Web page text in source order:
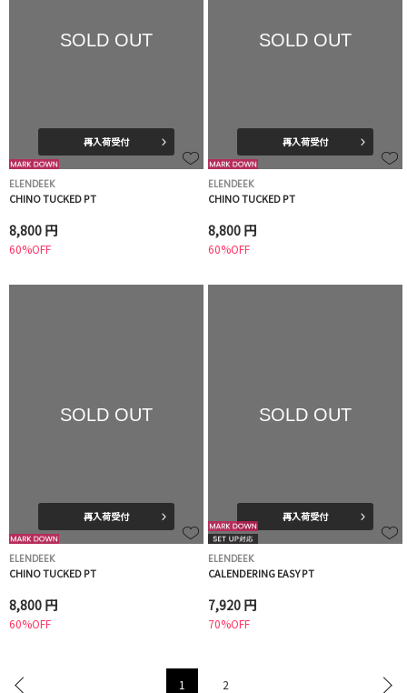
SOLD OUT
再入荷受付
ELENDEEK
CHINO TUCKED PT
8,800 円
60%OFF
SOLD OUT
再入荷受付
ELENDEEK
CHINO TUCKED PT
8,800 円
60%OFF
SOLD OUT
再入荷受付
ELENDEEK
CHINO TUCKED PT
8,800 円
60%OFF
SOLD OUT
再入荷受付
ELENDEEK
CALENDERING EASY PT
7,920 円
70%OFF
1 2